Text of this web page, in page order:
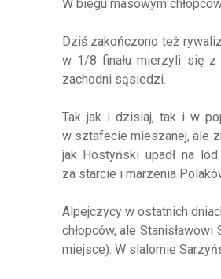
W biegu masowym
Dziś zakończono też
w 1/8 finału mierzyli się z
zachodni sąsiedzi.
Tak jak i dzisiaj, tak i w
w sztafecie mieszanej, ale
jak Hostyński upadł na
za starcie i marzenia
Alpejczycy w ostatnich
chłopców, ale
miejsce). W slalomie